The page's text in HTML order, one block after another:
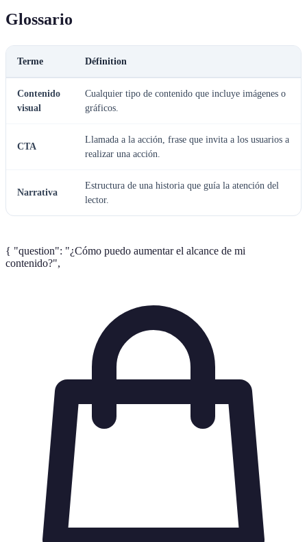
Glossario
Terme Définition
Contenido
visual
Cualquier tipo de contenido que incluye imágenes o
gráficos.
CTA
Llamada a la acción, frase que invita a los usuarios a
realizar una acción.
Narrativa
Estructura de una historia que guía la atención del
lector.
{ "question": "¿Cómo puedo aumentar el alcance de mi
contenido?",